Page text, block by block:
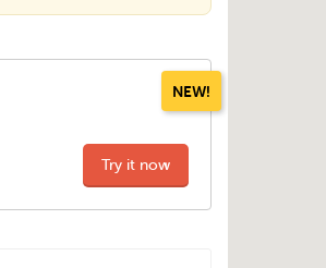
NEW!
Try it now